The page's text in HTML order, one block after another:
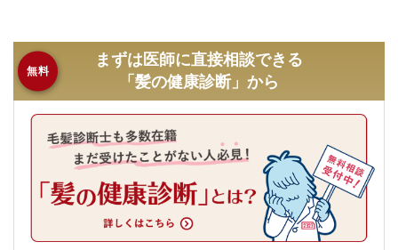
無料
まずは医師に直接相談できる
「髪の健康診断」から